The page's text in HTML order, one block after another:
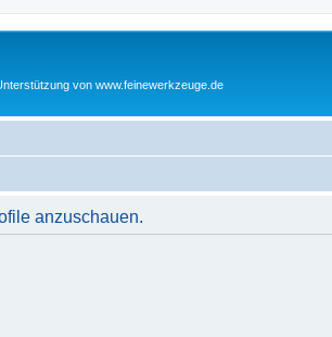
von www.feinewerkzeuge.de
anzuschauen.